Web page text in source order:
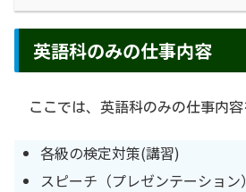
英語科のみの仕事内容
ここでは、英語科のみの仕事内容
各級の検定対策(講習)
スピーチ（プレゼンテーション